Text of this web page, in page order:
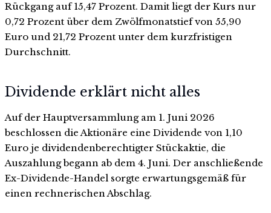
Rückgang auf 15,47 Prozent. Damit liegt der Kurs nur
0,72 Prozent über dem Zwölfmonatstief von 55,90
Euro und 21,72 Prozent unter dem kurzfristigen
Durchschnitt.
Dividende erklärt nicht alles
Auf der Hauptversammlung am 1. Juni 2026
beschlossen die Aktionäre eine Dividende von 1,10
Euro je dividendenberechtigter Stückaktie, die
Auszahlung begann ab dem 4. Juni. Der anschließende
Ex-Dividende-Handel sorgte erwartungsgemäß für
einen rechnerischen Abschlag.